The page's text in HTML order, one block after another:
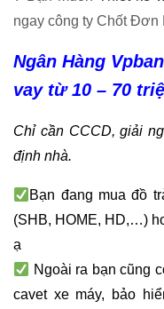
ngay công ty Chốt Đơn
Ngân Hàng
vay từ 10 – 70
Chỉ cần CCCD, giải
định nhà.
Bạn đang mua đồ
(SHB, HOME, HD,…)
ạ
Ngoài ra bạn cũng
cavet xe máy, bảo